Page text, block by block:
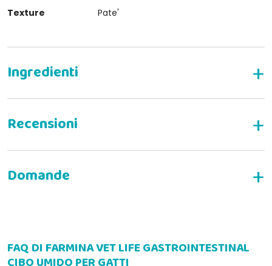
Texture
Pate'
COMPOSIZIONE
Cattaneo f
FAQ DI FARMINA VET LIFE GASTROINTESTINAL